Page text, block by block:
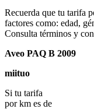
Recuerda que tu tarifa
factores como: edad,
Consulta términos y
Aveo PAQ B 2009
miituo
Si tu tarifa
por km es de